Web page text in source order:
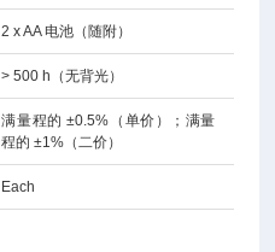
2 x AA 电池（随附）
> 500 h（无背光）
满量程的 ±0.5%（单价）；满量
程的 ±1%（二价）
Each